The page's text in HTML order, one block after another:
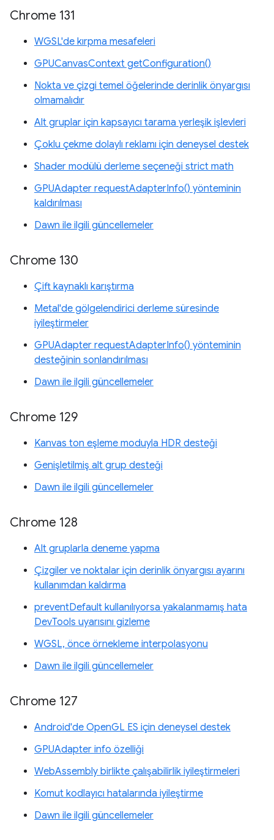
Chrome 131
WGSL'de kırpma mesafeleri
GPUCanvasContext getConfiguration()
Nokta ve çizgi temel öğelerinde derinlik önyargısı
olmamalıdır
Alt gruplar için kapsayıcı tarama yerleşik işlevleri
Çoklu çekme dolaylı reklamı için deneysel destek
Shader modülü derleme seçeneği strict math
GPUAdapter requestAdapterInfo() yönteminin
kaldırılması
Dawn ile ilgili güncellemeler
Chrome 130
Çift kaynaklı karıştırma
Metal'de gölgelendirici derleme süresinde
iyileştirmeler
GPUAdapter requestAdapterInfo() yönteminin
desteğinin sonlandırılması
Dawn ile ilgili güncellemeler
Chrome 129
Kanvas ton eşleme moduyla HDR desteği
Genişletilmiş alt grup desteği
Dawn ile ilgili güncellemeler
Chrome 128
Alt gruplarla deneme yapma
Çizgiler ve noktalar için derinlik önyargısı ayarını
kullanımdan kaldırma
preventDefault kullanılıyorsa yakalanmamış hata
DevTools uyarısını gizleme
WGSL, önce örnekleme interpolasyonu
Dawn ile ilgili güncellemeler
Chrome 127
Android'de OpenGL ES için deneysel destek
GPUAdapter info özelliği
WebAssembly birlikte çalışabilirlik iyileştirmeleri
Komut kodlayıcı hatalarında iyileştirme
Dawn ile ilgili güncellemeler